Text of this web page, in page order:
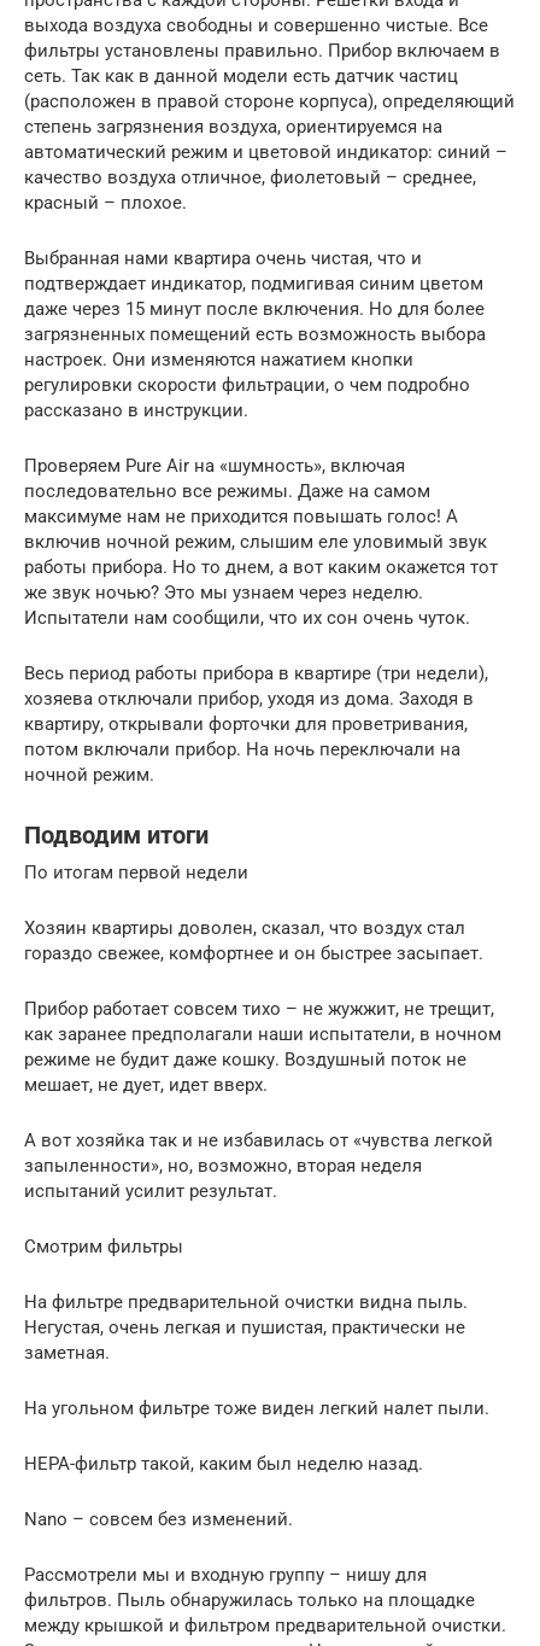
выхода воздуха свободны и совершенно чистые. Все
фильтры установлены правильно. Прибор включаем в
сеть. Так как в данной модели есть датчик частиц
(расположен в правой стороне корпуса), определяющий
степень загрязнения воздуха, ориентируемся на
автоматический режим и цветовой индикатор: синий –
качество воздуха отличное, фиолетовый – среднее,
красный – плохое.
Выбранная нами квартира очень чистая, что и
подтверждает индикатор, подмигивая синим цветом
даже через 15 минут после включения. Но для более
загрязненных помещений есть возможность выбора
настроек. Они изменяются нажатием кнопки
регулировки скорости фильтрации, о чем подробно
рассказано в инструкции.
Проверяем Pure Air на «шумность», включая
последовательно все режимы. Даже на самом
максимуме нам не приходится повышать голос! А
включив ночной режим, слышим еле уловимый звук
работы прибора. Но то днем, а вот каким окажется тот
же звук ночью? Это мы узнаем через неделю.
Испытатели нам сообщили, что их сон очень чуток.
Весь период работы прибора в квартире (три недели),
хозяева отключали прибор, уходя из дома. Заходя в
квартиру, открывали форточки для проветривания,
потом включали прибор. На ночь переключали на
ночной режим.
Подводим итоги
По итогам первой недели
Хозяин квартиры доволен, сказал, что воздух стал
гораздо свежее, комфортнее и он быстрее засыпает.
Прибор работает совсем тихо – не жужжит, не трещит,
как заранее предполагали наши испытатели, в ночном
режиме не будит даже кошку. Воздушный поток не
мешает, не дует, идет вверх.
А вот хозяйка так и не избавилась от «чувства легкой
запыленности», но, возможно, вторая неделя
испытаний усилит результат.
Смотрим фильтры
На фильтре предварительной очистки видна пыль.
Негустая, очень легкая и пушистая, практически не
заметная.
На угольном фильтре тоже виден легкий налет пыли.
HEPA-фильтр такой, каким был неделю назад.
Nano – совсем без изменений.
Рассмотрели мы и входную группу – нишу для
фильтров. Пыль обнаружилась только на площадке
между крышкой и фильтром предварительной очистки.